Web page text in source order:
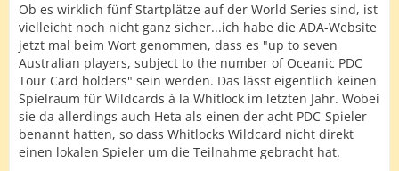
Ob es wirklich fünf Startplätze auf der World Series sind, ist
vielleicht noch nicht ganz sicher...ich habe die ADA-Website
jetzt mal beim Wort genommen, dass es "up to seven
Australian players, subject to the number of Oceanic PDC
Tour Card holders" sein werden. Das lässt eigentlich keinen
Spielraum für Wildcards à la Whitlock im letzten Jahr. Wobei
sie da allerdings auch Heta als einen der acht PDC-Spieler
benannt hatten, so dass Whitlocks Wildcard nicht direkt
einen lokalen Spieler um die Teilnahme gebracht hat.